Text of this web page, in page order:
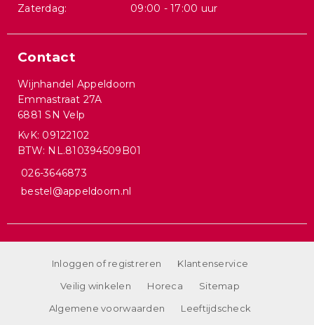
Zaterdag:
09:00 - 17:00 uur
Contact
Wijnhandel Appeldoorn
Emmastraat 27A
6881 SN Velp
KvK: 09122102
BTW: NL.810394509B01
026-3646873
bestel@appeldoorn.nl
Inloggen of registreren
Klantenservice
Veilig winkelen
Horeca
Sitemap
Algemene voorwaarden
Leeftijdscheck